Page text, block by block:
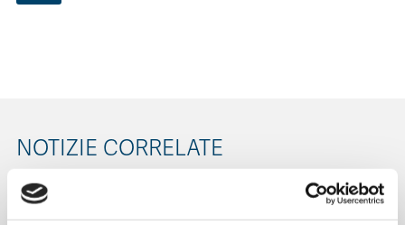
NOTIZIE CORRELATE